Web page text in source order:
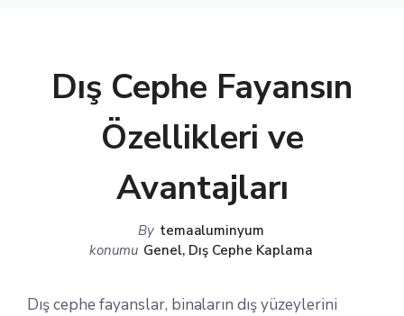
Dış Cephe Fayansın
Özellikleri ve
Avantajları
By temaaluminyum
konumu Genel, Dış Cephe Kaplama
Dış cephe fayanslar, binaların dış yüzeylerini